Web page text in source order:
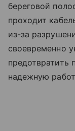
береговой
проходит
из-за
своевременно
предотвратить
надежную